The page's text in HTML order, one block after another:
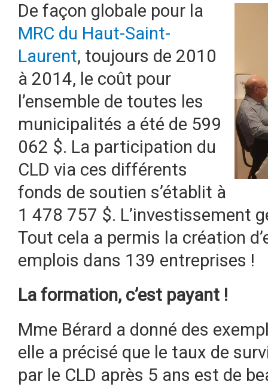
De façon globale pour la
MRC du Haut-Saint-
Laurent, toujours de 2010
à 2014, le coût pour
l’ensemble de toutes les
municipalités a été de 599
062 $. La participation du
CLD via ces différents
fonds de soutien s’établit à
1 478 757 $. L’investissement
Tout cela a permis la création
emplois dans 139 entreprises !
La formation, c’est payant !
Mme Bérard a donné des
elle a précisé que le taux de
par le CLD après 5 ans est de